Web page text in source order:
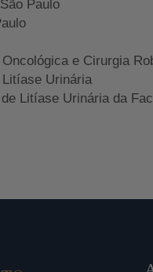
Paulo
e Cirurgia
Urinária
Litíase Urinária da